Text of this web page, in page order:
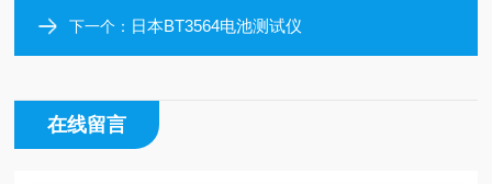
下一个： 日本BT3564电池测试仪
在线留言